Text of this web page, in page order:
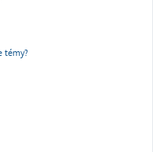
témy?